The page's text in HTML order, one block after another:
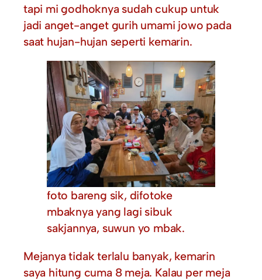
tapi mi godhoknya sudah cukup untuk
jadi anget-anget gurih umami jowo pada
saat hujan-hujan seperti kemarin.
foto bareng sik, difotoke
mbaknya yang lagi sibuk
sakjannya, suwun yo mbak.
Mejanya tidak terlalu banyak, kemarin
saya hitung cuma 8 meja. Kalau per meja